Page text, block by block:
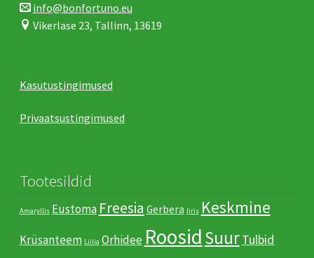
info@bonfortuno.eu
Vikerlase 23, Tallinn, 13619
Kasutustingimused
Privaatsustingimused
Tootesildid
Amaryllis Eustoma Freesia Gerbera Iiris Keskmine
Krüsanteem Liilia Orhidee RoosidSuurTulbid